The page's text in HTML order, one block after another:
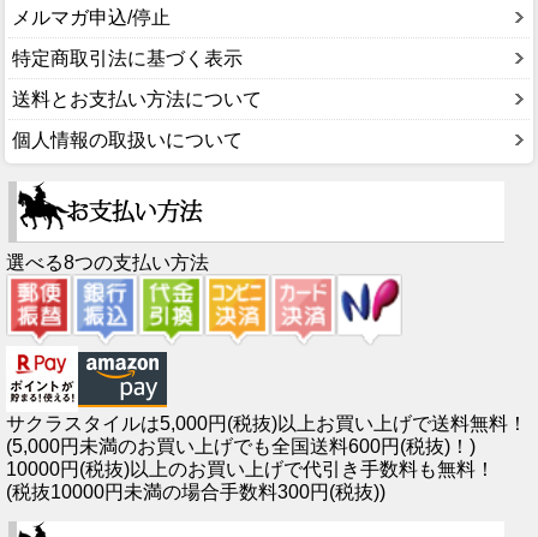
メルマガ申込/停止
特定商取引法に基づく表示
送料とお支払い方法について
個人情報の取扱いについて
選べる8つの支払い方法
サクラスタイルは5,000円(税抜)以上お買い上げで送料無料！
(5,000円未満のお買い上げでも全国送料600円(税抜)！)
10000円(税抜)以上のお買い上げで代引き手数料も無料！
(税抜10000円未満の場合手数料300円(税抜))